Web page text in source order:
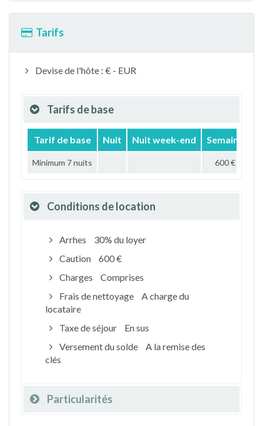
Tarifs
Devise de l'hôte : € - EUR
Tarifs de base
Tarif de base Nuit Nuit week-end Semaine
Minimum 7 nuits 600 €
Conditions de location
Arrhes
30% du loyer
Caution
600 €
Charges
Comprises
Frais de nettoyage
A charge du
locataire
Taxe de séjour
En sus
Versement du solde
A la remise des
clés
Particularités